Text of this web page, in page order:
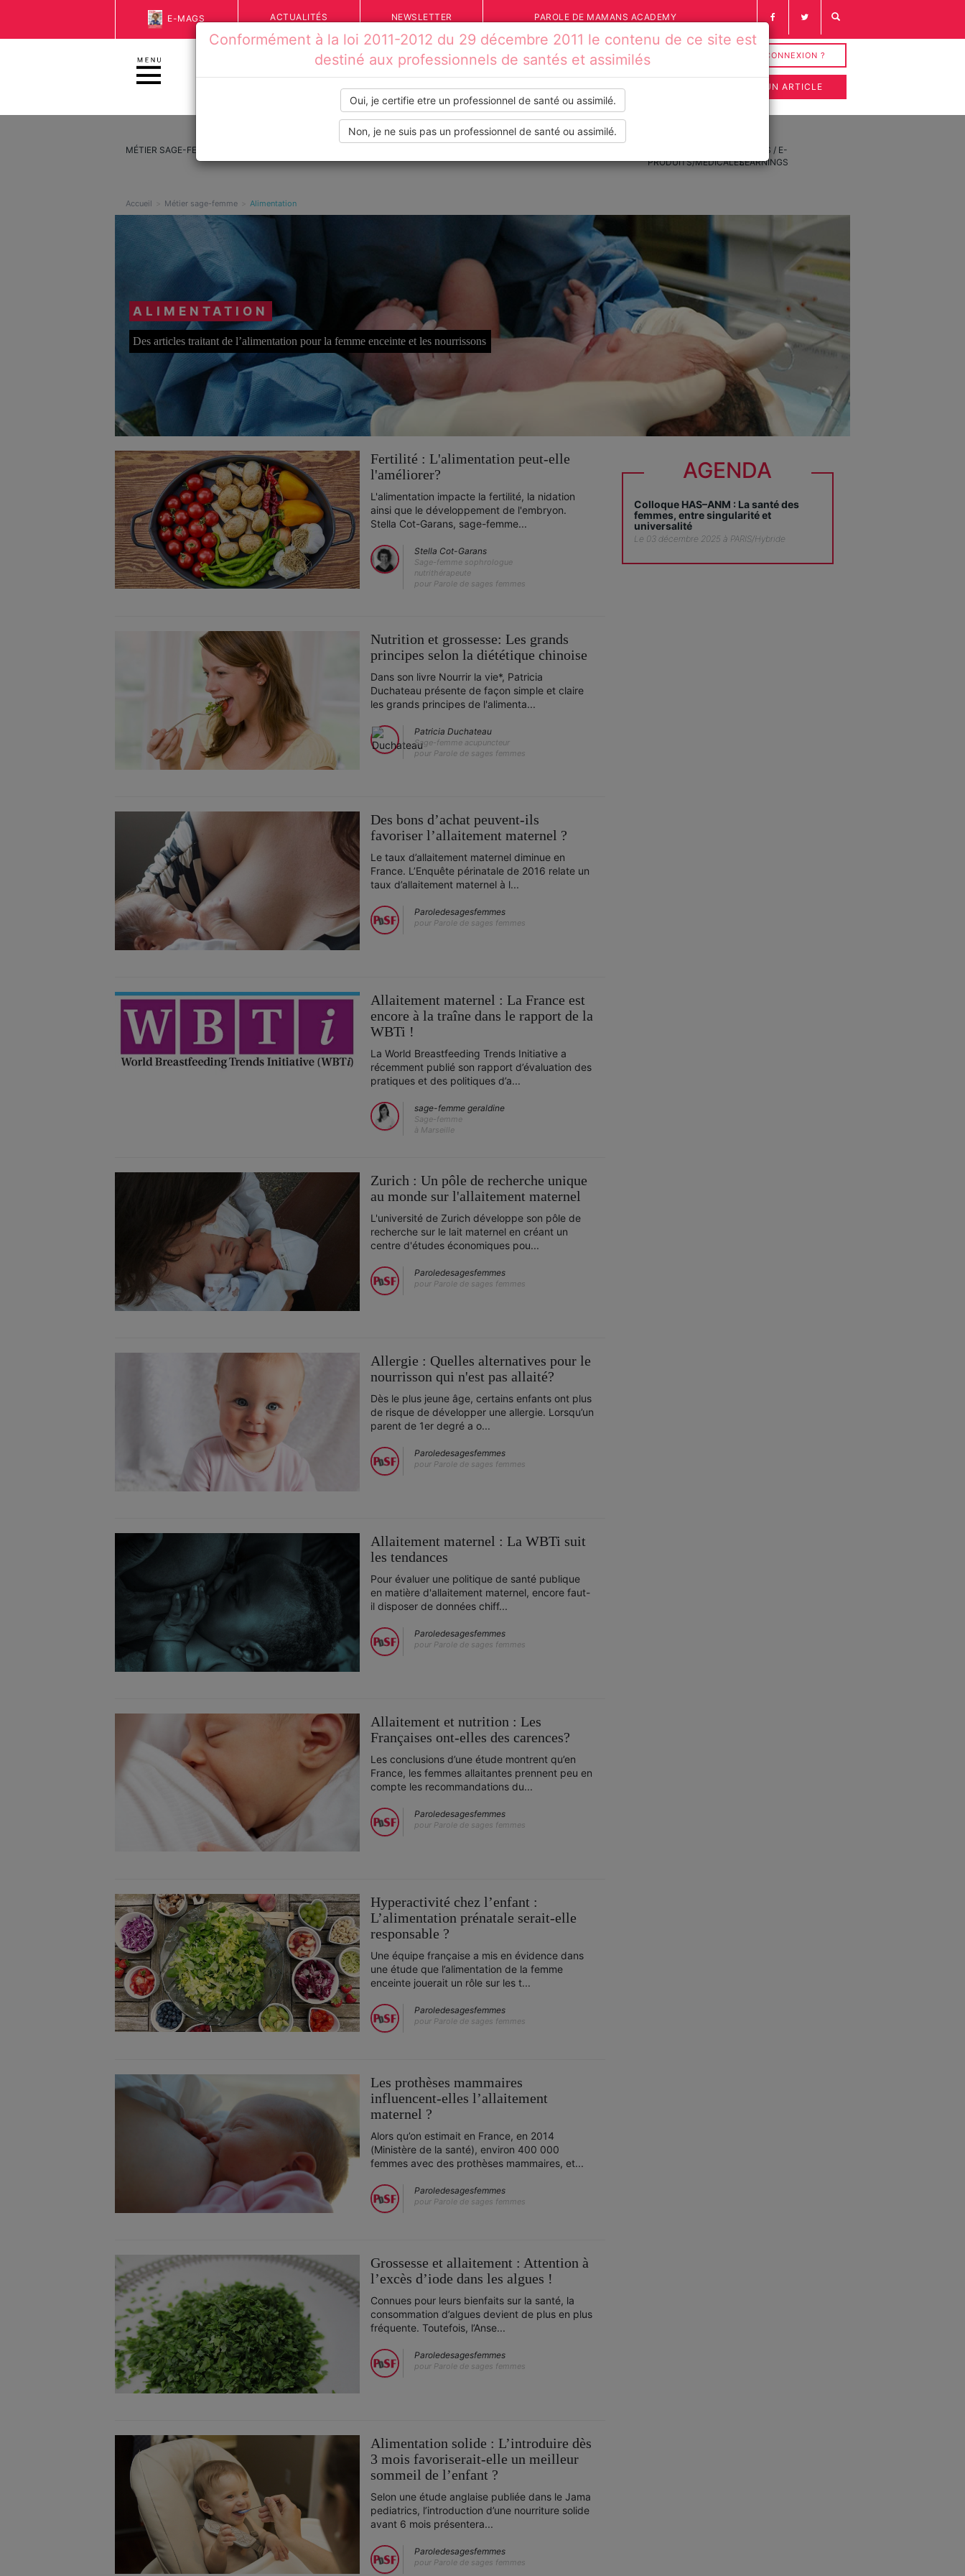
E-MAGS ACTUALITÉS NEWSLETTER PAROLE DE MAMANS ACADEMY
INSCRIPTION / CONNEXION ?
SOUMETTRE UN ARTICLE
MÉTIER SAGE-FEMME
PRODUITS/MÉDICALES
VIDÉOS / E-
LEARNINGS
Accueil Métier sage-femme Alimentation
ALIMENTATION
Des articles traitant de l’alimentation pour la femme enceinte et les nourrissons
Fertilité : L'alimentation peut-elle
l'améliorer?
L'alimentation impacte la fertilité, la nidation
ainsi que le développement de l'embryon.
Stella Cot-Garans, sage-femme...
Stella Cot-Garans
Sage-femme sophrologue
nutrithérapeute
pour Parole de sages femmes
Nutrition et grossesse: Les grands
principes selon la diététique chinoise
Dans son livre Nourrir la vie*, Patricia
Duchateau présente de façon simple et claire
les grands principes de l'alimenta...
Patricia Duchateau
Sage-femme acupuncteur
pour Parole de sages femmes
Des bons d’achat peuvent-ils
favoriser l’allaitement maternel ?
Le taux d’allaitement maternel diminue en
France. L’Enquête périnatale de 2016 relate un
taux d’allaitement maternel à l...
Paroledesagesfemmes
pour Parole de sages femmes
Allaitement maternel : La France est
encore à la traîne dans le rapport de la
WBTi !
La World Breastfeeding Trends Initiative a
récemment publié son rapport d’évaluation des
pratiques et des politiques d’a...
sage-femme geraldine
Sage-femme
à Marseille
Zurich : Un pôle de recherche unique
au monde sur l'allaitement maternel
L'université de Zurich développe son pôle de
recherche sur le lait maternel en créant un
centre d'études économiques pou...
Paroledesagesfemmes
pour Parole de sages femmes
Allergie : Quelles alternatives pour le
nourrisson qui n'est pas allaité?
Dès le plus jeune âge, certains enfants ont plus
de risque de développer une allergie. Lorsqu’un
parent de 1er degré a o...
Paroledesagesfemmes
pour Parole de sages femmes
Allaitement maternel : La WBTi suit
les tendances
Pour évaluer une politique de santé publique
en matière d'allaitement maternel, encore faut-
il disposer de données chiff...
Paroledesagesfemmes
pour Parole de sages femmes
Allaitement et nutrition : Les
Françaises ont-elles des carences?
Les conclusions d’une étude montrent qu’en
France, les femmes allaitantes prennent peu en
compte les recommandations du...
Paroledesagesfemmes
pour Parole de sages femmes
Hyperactivité chez l’enfant :
L’alimentation prénatale serait-elle
responsable ?
Une équipe française a mis en évidence dans
une étude que l’alimentation de la femme
enceinte jouerait un rôle sur les t...
Paroledesagesfemmes
pour Parole de sages femmes
Les prothèses mammaires
influencent-elles l’allaitement
maternel ?
Alors qu’on estimait en France, en 2014
(Ministère de la santé), environ 400 000
femmes avec des prothèses mammaires, et...
Paroledesagesfemmes
pour Parole de sages femmes
Grossesse et allaitement : Attention à
l’excès d’iode dans les algues !
Connues pour leurs bienfaits sur la santé, la
consommation d’algues devient de plus en plus
fréquente. Toutefois, l’Anse...
Paroledesagesfemmes
pour Parole de sages femmes
Alimentation solide : L’introduire dès
3 mois favoriserait-elle un meilleur
sommeil de l’enfant ?
Selon une étude anglaise publiée dans le Jama
pediatrics, l’introduction d’une nourriture solide
avant 6 mois présentera...
Paroledesagesfemmes
pour Parole de sages femmes
AGENDA
Colloque HAS–ANM : La santé des
femmes, entre singularité et
universalité
Le 03 décembre 2025 à PARIS/Hybride
Conformément à la loi 2011-2012 du 29 décembre 2011 le contenu de ce site est
destiné aux professionnels de santés et assimilés
Oui, je certifie etre un professionnel de santé ou assimilé.
Non, je ne suis pas un professionnel de santé ou assimilé.